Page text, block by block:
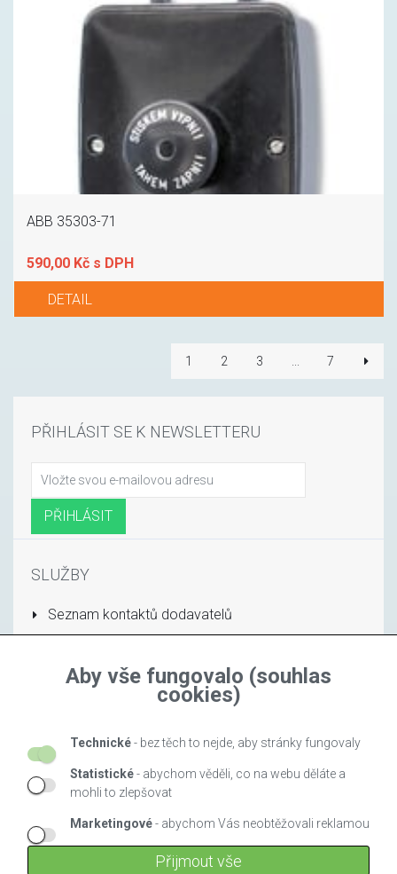
Aby vše fungovalo (souhlas
cookies)
Technické- bez těch to nejde, aby stránky fungovaly
Statistické- abychom věděli, co na webu děláte a
mohli to zlepšovat
Marketingové- abychom Vás neobtěžovali reklamou
Přijmout vše
ABB 35303-71
590,00 Kč s DPH
DETAIL
1 2 3 7
PŘIHLÁSIT SE K NEWSLETTERU
SLUŽBY
Seznam kontaktů dodavatelů
INFORMACE
Nejprodávanejší
Výrobci
Obchodní podmínky